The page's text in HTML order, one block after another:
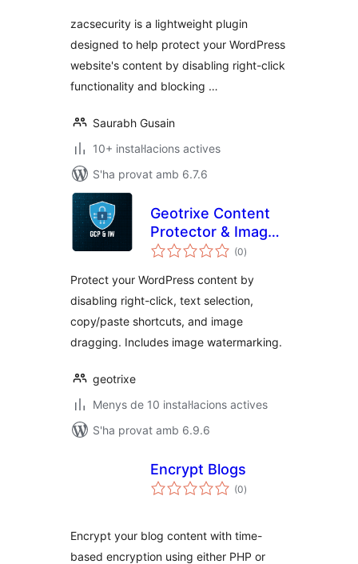
zacsecurity is a lightweight plugin
designed to help protect your WordPress
website's content by disabling right-click
functionality and blocking …
Saurabh Gusain
10+ instal·lacions actives
S'ha provat amb 6.7.6
Geotrixe Content
Protector & Image
Watermarker(0puntuacions
totals
)
Protect your WordPress content by
disabling right-click, text selection,
copy/paste shortcuts, and image
dragging. Includes image watermarking.
geotrixe
Menys de 10 instal·lacions actives
S'ha provat amb 6.9.6
Encrypt Blogs
(0puntuacions
totals
)
Encrypt your blog content with time-
based encryption using either PHP or